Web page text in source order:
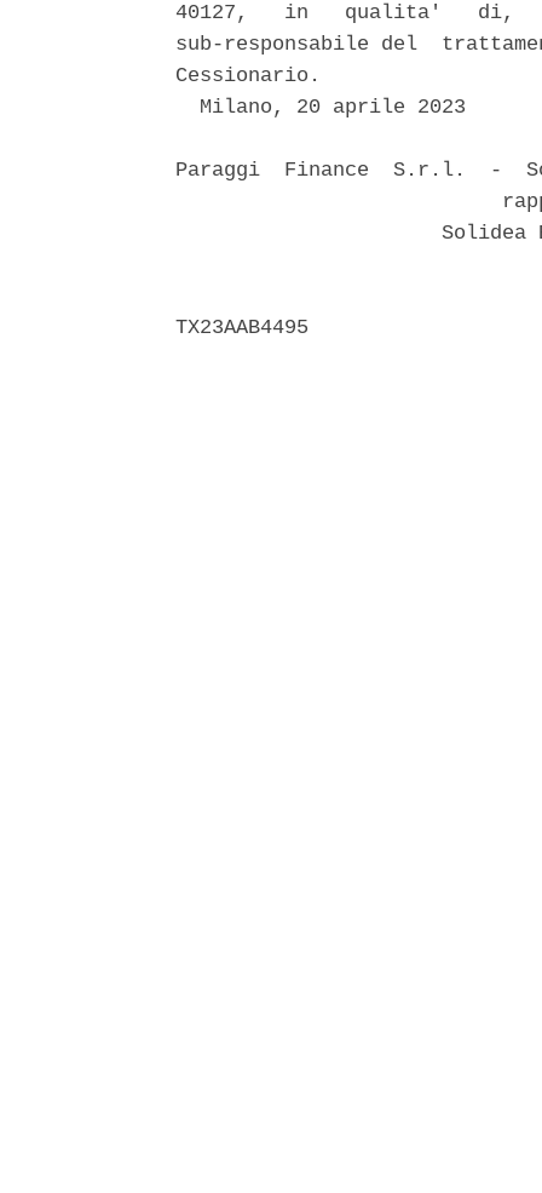
40127,   in   qualita'   di,
sub-responsabile del
Cessionario.
  Milano, 20 aprile 2023
Paraggi  Finance  S.r.l.  -